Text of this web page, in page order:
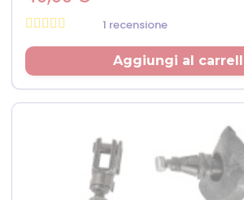
1 recensione
Prezzo
Aggiungi al